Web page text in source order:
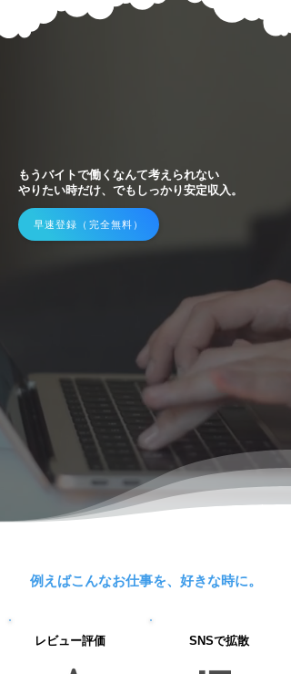
もうバイトで働く​なんて考えられない
やりたい時だけ、でもしっかり安定収入。
早速登録（完全無料）
例えばこんなお仕事を、好きな時に。
レビュー評価 SNSで拡散